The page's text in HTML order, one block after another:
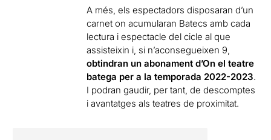
A més, els espectadors disposaran d’un
carnet on acumularan Batecs amb cada
lectura i espectacle del cicle al que
assisteixin i, si n’aconsegueixen 9,
obtindran un abonament d’On el teatre
batega per a la temporada 2022-2023.
I podran gaudir, per tant, de descomptes
i avantatges als teatres de proximitat.